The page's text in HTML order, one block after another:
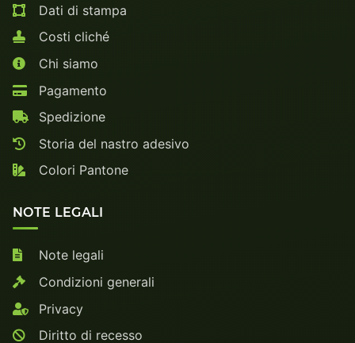
Dati di stampa
Costi cliché
Chi siamo
Pagamento
Spedizione
Storia del nastro adesivo
Colori Pantone
NOTE LEGALI
Note legali
Condizioni generali
Privacy
Diritto di recesso